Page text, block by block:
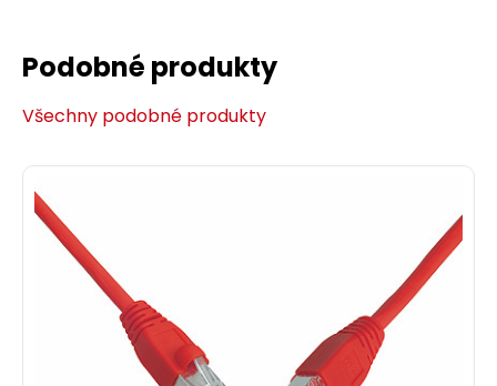
Podobné produkty
Všechny podobné produkty